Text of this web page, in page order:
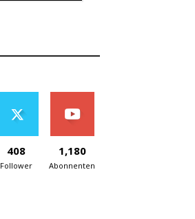
408
Follower
1,180
Abonnenten